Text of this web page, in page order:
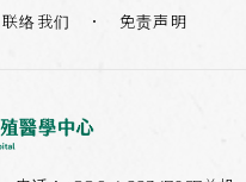
联络我们 免责声明